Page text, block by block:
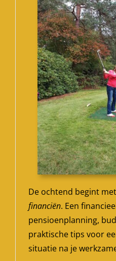
De ochtend begint
financiën. Een
pensioenplanning,
praktische tips voor
situatie na je